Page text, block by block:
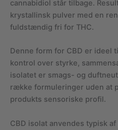
cannabidiol står tilbage.
krystallinsk pulver med en
fuldstændig fri for THC.
Denne form for CBD er ideel
kontrol over styrke,
isolatet er smags- og
række formuleringer uden at
produkts sensoriske profil.
CBD isolat anvendes typisk